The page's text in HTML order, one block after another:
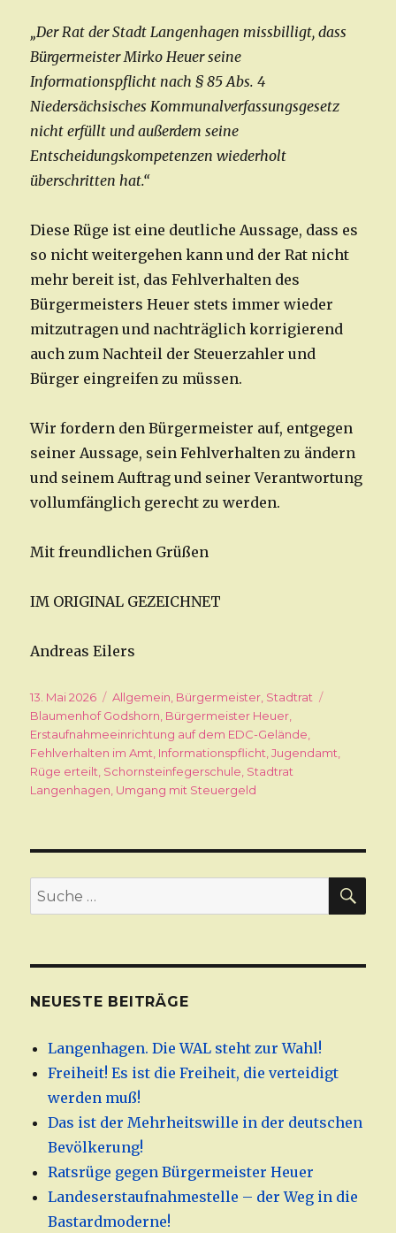
„Der Rat der Stadt Langenhagen missbilligt, dass
Bürgermeister Mirko Heuer seine
Informationspflicht nach § 85 Abs. 4
Niedersächsisches Kommunalverfassungsgesetz
nicht erfüllt und außerdem seine
Entscheidungskompetenzen wiederholt
überschritten hat.“
Diese Rüge ist eine deutliche Aussage, dass es
so nicht weitergehen kann und der Rat nicht
mehr bereit ist, das Fehlverhalten des
Bürgermeisters Heuer stets immer wieder
mitzutragen und nachträglich korrigierend
auch zum Nachteil der Steuerzahler und
Bürger eingreifen zu müssen.
Wir fordern den Bürgermeister auf, entgegen
seiner Aussage, sein Fehlverhalten zu ändern
und seinem Auftrag und seiner Verantwortung
vollumfänglich gerecht zu werden.
Mit freundlichen Grüßen
IM ORIGINAL GEZEICHNET
Andreas Eilers
Veröffentlicht
am
13. Mai 2026 Kategorien
Allgemein, Bürgermeister, Stadtrat
Blaumenhof Godshorn, Bürgermeister Heuer,
Erstaufnahmeeinrichtung auf dem EDC-Gelände,
Fehlverhalten im Amt, Informationspflicht,Jugendamt,
Rüge erteilt, Schornsteinfegerschule, Stadtrat
Langenhagen, Umgang mit Steuergeld
Suche
nach:
NEUESTE BEITRÄGE
Langenhagen. Die WAL steht zur Wahl!
Freiheit! Es ist die Freiheit, die verteidigt
werden muß!
Das ist der Mehrheitswille in der deutschen
Bevölkerung!
Ratsrüge gegen Bürgermeister Heuer
Landeserstaufnahmestelle – der Weg in die
Bastardmoderne!